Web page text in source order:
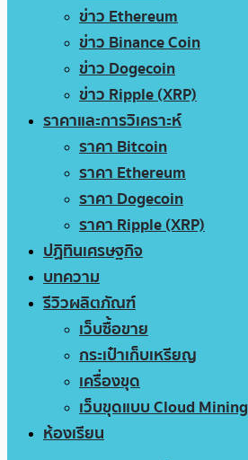
ข่าว Ethereum
ข่าว Binance Coin
ข่าว Dogecoin
ข่าว Ripple (XRP)
ราคาและการวิเคราะห์
ราคา Bitcoin
ราคา Ethereum
ราคา Dogecoin
ราคา Ripple (XRP)
ปฏิทินเศรษฐกิจ
บทความ
รีวิวผลิตภัณฑ์
เว็บซื้อขาย
กระเป๋าเก็บเหรียญ
เครื่องขุด
เว็บขุดแบบ Cloud Mining
ห้องเรียน